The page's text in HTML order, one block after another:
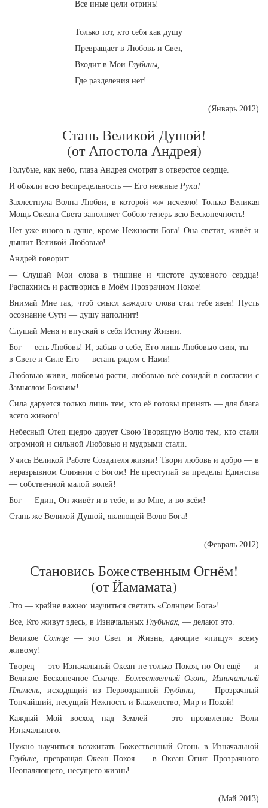
Все иные цели отринь!
Только тот, кто себя как душу
Превращает в Любовь и Свет, —
Входит в Мои Глубины,
Где разделения нет!
(Январь 2012)
Стань Великой Душой!
(от Апостола Андрея)
Голубые, как небо, глаза Андрея смотрят в отверстое сердце.
И объяли всю Беспредельность — Его нежные Руки!
Захлестнула Волна Любви, в которой «я» исчезло! Только Великая
Мощь Океана Света заполняет Собою теперь всю Бесконечность!
Нет уже иного в душе, кроме Нежности Бога! Она светит, живёт и
дышит Великой Любовью!
Андрей говорит:
— Слушай Мои слова в тишине и чистоте духовного сердца!
Распахнись и растворись в Моём Прозрачном Покое!
Внимай Мне так, чтоб смысл каждого слова стал тебе явен! Пусть
осознание Сути — душу наполнит!
Слушай Меня и впускай в себя Истину Жизни:
Бог — есть Любовь! И, забыв о себе, Его лишь Любовью сияя, ты —
в Свете и Силе Его — встань рядом с Нами!
Любовью живи, любовью расти, любовью всё созидай в согласии с
Замыслом Божьим!
Сила даруется только лишь тем, кто её готовы принять — для блага
всего живого!
Небесный Отец щедро дарует Свою Творящую Волю тем, кто стали
огромной и сильной Любовью и мудрыми стали.
Учись Великой Работе Создателя жизни! Твори любовь и добро — в
неразрывном Слиянии с Богом! Не преступай за пределы Единства
— собственной малой волей!
Бог — Един, Он живёт и в тебе, и во Мне, и во всём!
Стань же Великой Душой, являющей Волю Бога!
(Февраль 2012)
Становись Божественным Огнём!
(от Йамамата)
Это — крайне важно: научиться светить «Солнцем Бога»!
Все, Кто живут здесь, в Изначальных Глубинах, — делают это.
ВеликоеСолнце — это Свет и Жизнь, дающие «пищу» всему
живому!
Творец — это Изначальный Океан не только Покоя, но Он ещё — и
Великое БесконечноеСолнце: Божественный Огонь, Изначальный
Пламень, исходящий из Первозданной Глубины, — Прозрачный
Тончайший, несущий Нежность и Блаженство, Мир и Покой!
Каждый Мой восход над Землёй — это проявление Воли
Изначального.
Нужно научиться возжигать Божественный Огонь в Изначальной
Глубине, превращая Океан Покоя — в Океан Огня: Прозрачного
Неопаляющего, несущего жизнь!
(Май 2013)